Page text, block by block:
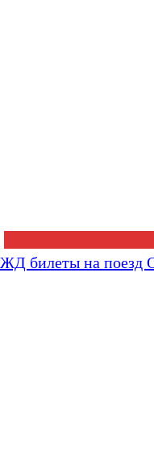
ЖД билеты на